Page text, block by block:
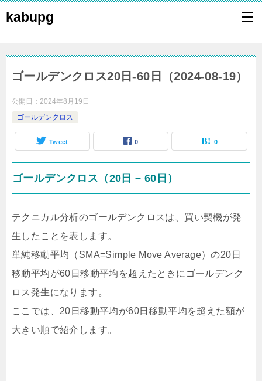
kabupg
ゴールデンクロス20日-60日（2024-08-19）
公開日： 2024年8月19日
ゴールデンクロス
Tweet 0 0
ゴールデンクロス（20日 – 60日）
テクニカル分析のゴールデンクロスは、買い契機が発
生したことを表します。
単純移動平均（SMA=Simple Move Average）の20日
移動平均が60日移動平均を超えたときにゴールデンク
ロス発生になります。
ここでは、20日移動平均が60日移動平均を超えた額が
大きい順で紹介します。